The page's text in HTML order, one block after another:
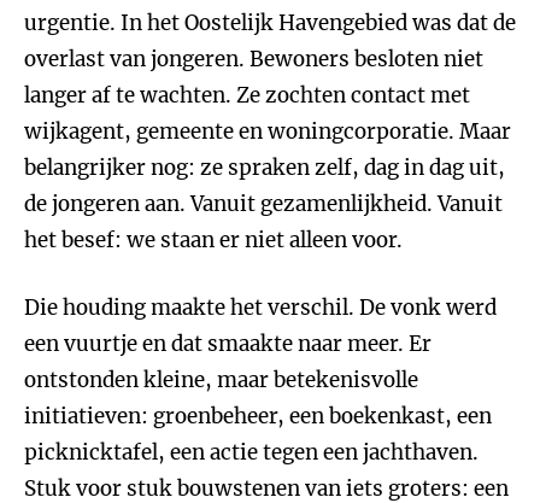
urgentie. In het Oostelijk Havengebied was dat de
overlast van jongeren. Bewoners besloten niet
langer af te wachten. Ze zochten contact met
wijkagent, gemeente en woningcorporatie. Maar
belangrijker nog: ze spraken zelf, dag in dag uit,
de jongeren aan. Vanuit gezamenlijkheid. Vanuit
het besef: we staan er niet alleen voor.
Die houding maakte het verschil. De vonk werd
een vuurtje en dat smaakte naar meer. Er
ontstonden kleine, maar betekenisvolle
initiatieven: groenbeheer, een boekenkast, een
picknicktafel, een actie tegen een jachthaven.
Stuk voor stuk bouwstenen van iets groters: een